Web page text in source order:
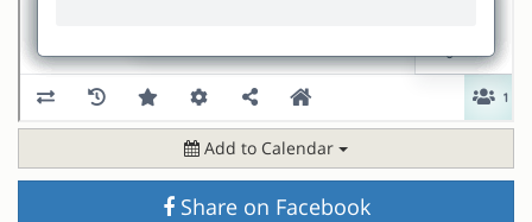
Add to Calendar
Share on Facebook